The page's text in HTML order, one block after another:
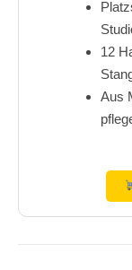
12
Aus